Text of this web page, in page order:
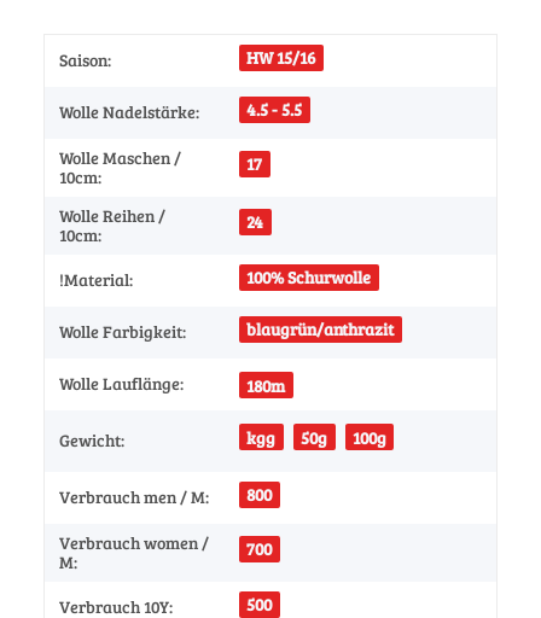
Saison: HW 15/16
Wolle Nadelstärke: 4.5 - 5.5
Wolle Maschen /
10cm:
17
Wolle Reihen /
10cm:
24
!Material: 100% Schurwolle
Wolle Farbigkeit: blaugrün/anthrazit
Wolle Lauflänge: 180m
Gewicht: kgg 50g 100g
Verbrauch men / M: 800
Verbrauch women /
M:
700
Verbrauch 10Y: 500